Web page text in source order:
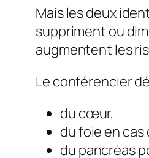
Mais les deux
suppriment ou
augmentent les
Le conférencier
du cœur,
du foie en cas
du pancréas